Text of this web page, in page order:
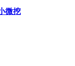
微挖